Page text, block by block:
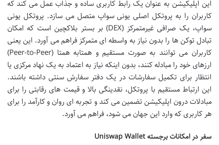
این اپلیکیشن به عنوان یک رابط کاربری ساده و جذاب عمل می کند که
کاربران را به پروتکل اصلی یونی سواپ متصل می سازد. پروتکل یونی
سواپ، یک صرافی غیرمتمرکز (DEX) بر بستر بلاکچین است که امکان
تبادل توکن ها را بدون نیاز به واسطه ای متمرکز فراهم می آورد. این یعنی
کاربران می توانند به صورت مستقیم و همتابه همتا (Peer-to-Peer)
ارزهای خود را مبادله کنند، بدون اینکه نیاز به اعتماد به یک نهاد مرکزی یا
انتظار برای تکمیل سفارشات در یک دفتر سفارش سنتی داشته باشند.
این ارتباط مستقیم با پروتکل، نقدینگی بالا و قیمت های رقابتی را برای
مبادلات درون اپلیکیشن تضمین می کند و تجربه ای روان و کارآمد را برای
هر کاربری که وارد این جهان می شود، فراهم می آورد.
سفر در امکانات برجسته Uniswap Wallet